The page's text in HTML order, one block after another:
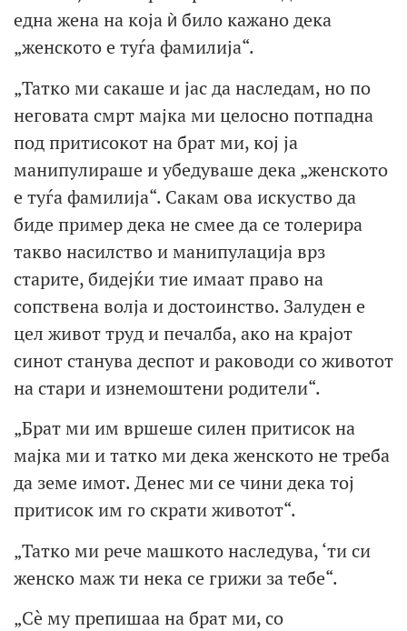
една жена на која ѝ било кажано дека
„женското е туѓа фамилија“.
„Татко ми сакаше и јас да наследам, но по
неговата смрт мајка ми целосно потпадна
под притисокот на брат ми, кој ја
манипулираше и убедуваше дека „женското
е туѓа фамилија“. Сакам ова искуство да
биде пример дека не смее да се толерира
такво насилство и манипулација врз
старите, бидејќи тие имаат право на
сопствена волја и достоинство. Залуден е
цел живот труд и печалба, ако на крајот
синот станува деспот и раководи со животот
на стари и изнемоштени родители“.
„Брат ми им вршеше силен притисок на
мајка ми и татко ми дека женското не треба
да земе имот. Денес ми се чини дека тој
притисок им го скрати животот“.
„Татко ми рече машкото наследува, ‘ти си
женско маж ти нека се грижи за тебе“.
„Сè му препишаа на брат ми, со